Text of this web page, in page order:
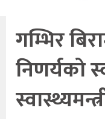
गम्भिर
निणर्यको